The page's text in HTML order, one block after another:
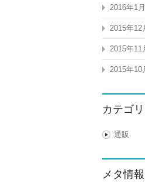
2016年1月
2015年12
2015年11
2015年10
カテゴ
通販
メタ情報